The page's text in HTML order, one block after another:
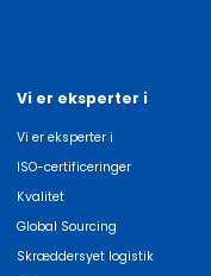
Vi er eksperter i
Vi er eksperter i
ISO-certificeringer
Kvalitet
Global Sourcing
Skræddersyet logistik